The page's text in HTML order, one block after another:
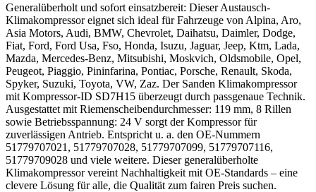
Generalüberholt und sofort einsatzbereit: Dieser Austausch-
Klimakompressor eignet sich ideal für Fahrzeuge von Alpina, Aro,
Asia Motors, Audi, BMW, Chevrolet, Daihatsu, Daimler, Dodge,
Fiat, Ford, Ford Usa, Fso, Honda, Isuzu, Jaguar, Jeep, Ktm, Lada,
Mazda, Mercedes-Benz, Mitsubishi, Moskvich, Oldsmobile, Opel,
Peugeot, Piaggio, Pininfarina, Pontiac, Porsche, Renault, Skoda,
Spyker, Suzuki, Toyota, VW, Zaz. Der Sanden Klimakompressor
mit Kompressor-ID SD7H15 überzeugt durch passgenaue Technik.
Ausgestattet mit Riemenscheibendurchmesser: 119 mm, 8 Rillen
sowie Betriebsspannung: 24 V sorgt der Kompressor für
zuverlässigen Antrieb. Entspricht u. a. den OE-Nummern
51779707021, 51779707028, 51779707099, 51779707116,
51779709028 und viele weitere. Dieser generalüberholte
Klimakompressor vereint Nachhaltigkeit mit OE-Standards – eine
clevere Lösung für alle, die Qualität zum fairen Preis suchen.